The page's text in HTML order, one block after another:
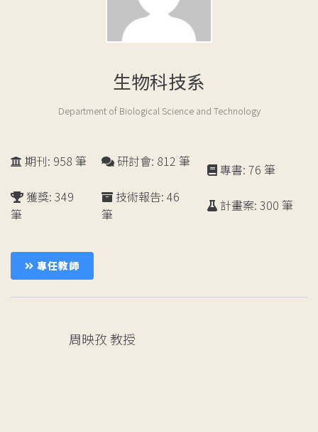
生物科技系
Department of Biological Science and Technology
期刊: 958 筆
獲獎: 349
筆
研討會: 812 筆
技術報告: 46
筆
專書: 76 筆
計畫案: 300 筆
成
員
專任教師
周映孜教授